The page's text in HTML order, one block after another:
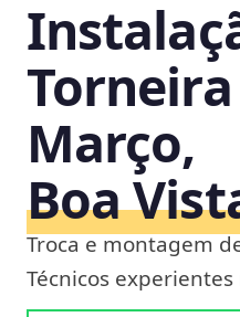
Março,
Boa
Troca e montagem
Técnicos